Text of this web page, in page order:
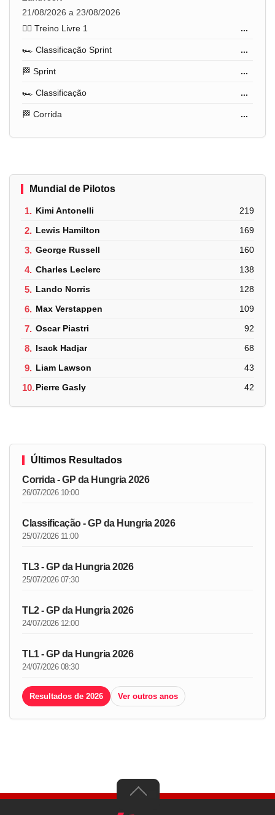
21/08/2026 a 23/08/2026
🏋️‍♂️ Treino Livre 1
...
🏎️ Classificação Sprint ...
🏁 Sprint ...
🏎️ Classificação ...
🏁 Corrida ...
Mundial de Pilotos
1. Kimi Antonelli 219
2. Lewis Hamilton 169
3. George Russell 160
4. Charles Leclerc 138
5. Lando Norris 128
6. Max Verstappen 109
7. Oscar Piastri 92
8. Isack Hadjar 68
9. Liam Lawson 43
10.Pierre Gasly 42
Últimos Resultados
Corrida - GP da Hungria 2026
26/07/2026 10:00
Classificação - GP da Hungria 2026
25/07/2026 11:00
TL3 - GP da Hungria 2026
25/07/2026 07:30
TL2 - GP da Hungria 2026
24/07/2026 12:00
TL1 - GP da Hungria 2026
24/07/2026 08:30
Resultados de 2026 Ver outros anos